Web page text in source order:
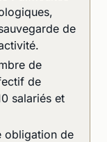
de
de
de
salariés et
obligation de